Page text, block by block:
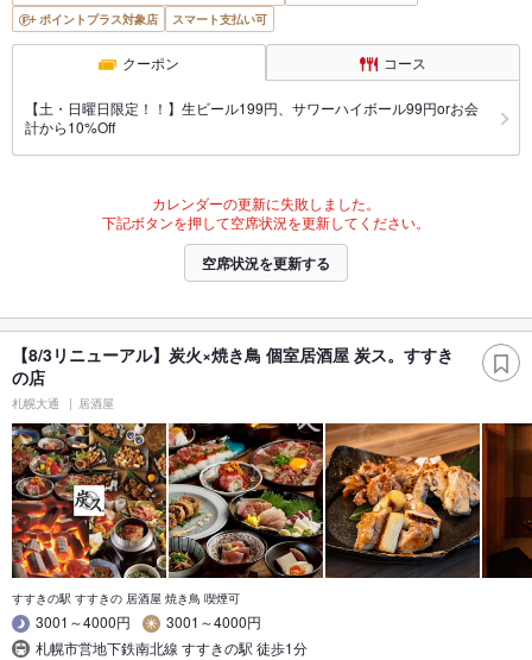
ポイントプラス対象店
スマート支払い可
クーポン コース
【土・日曜日限定！！】生ビール199円、サワーハイボール99円orお会
計から10%Off
カレンダーの更新に失敗しました。
下記ボタンを押して空席状況を更新してください。
空席状況を更新する
【8/3リニューアル】炭火×焼き鳥 個室居酒屋 炭ス。すすき
の店
札幌大通 居酒屋
すすきの駅 すすきの 居酒屋 焼き鳥 喫煙可
3001～4000円
3001～4000円
札幌市営地下鉄南北線 すすきの駅 徒歩1分